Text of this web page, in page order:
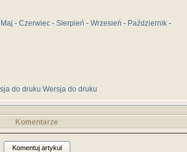
Maj - Czerwiec - Sierpień - Wrzesień - Październik -
Wersja do druku
Komentarze
Komentuj artykuł